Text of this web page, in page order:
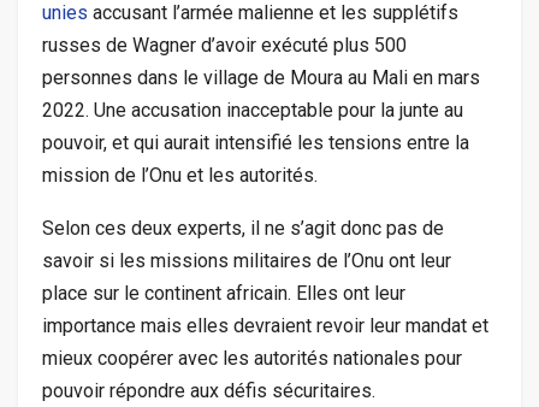
unies accusant l’armée malienne et les supplétifs
russes de Wagner d’avoir exécuté plus 500
personnes dans le village de Moura au Mali en mars
2022. Une accusation inacceptable pour la junte au
pouvoir, et qui aurait intensifié les tensions entre la
mission de l’Onu et les autorités.
Selon ces deux experts, il ne s’agit donc pas de
savoir si les missions militaires de l’Onu ont leur
place sur le continent africain. Elles ont leur
importance mais elles devraient revoir leur mandat et
mieux coopérer avec les autorités nationales pour
pouvoir répondre aux défis sécuritaires.